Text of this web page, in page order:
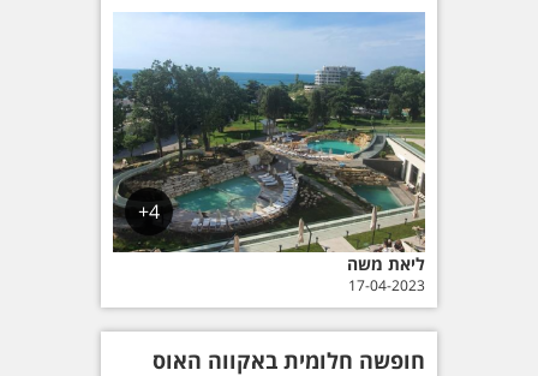
4+
ליאת משה
17-04-2023
חופשה חלומית באקווה האוס